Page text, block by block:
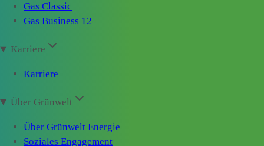
Gas Classic
Gas Business 12
Karriere
Karriere
Über Grünwelt
Über Grünwelt Energie
Soziales Engagement